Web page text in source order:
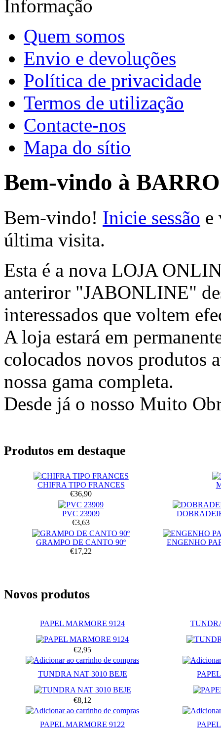
Informação
Quem somos
Envio e devoluções
Política de privacidade
Termos de utilização
Contacte-nos
Mapa do sítio
Bem-vindo à
Bem-vindo! Inicie sessão e
última visita.
Esta é a nova LOJA
anteriror "JABONLINE"
interessados que voltem
A loja estará em
colocados novos produtos
nossa gama completa.
Desde já o nosso Muito
Produtos em destaque
CHIFRA TIPO FRANCES
€36,90
PVC 23909
€3,63
GRAMPO DE CANTO 90º
€17,22
ENGENHO
Novos produtos
PAPEL MARMORE 9124
€2,95
TUNDRA NAT 3010 BEJE
€8,12
PAPEL MARMORE 9122